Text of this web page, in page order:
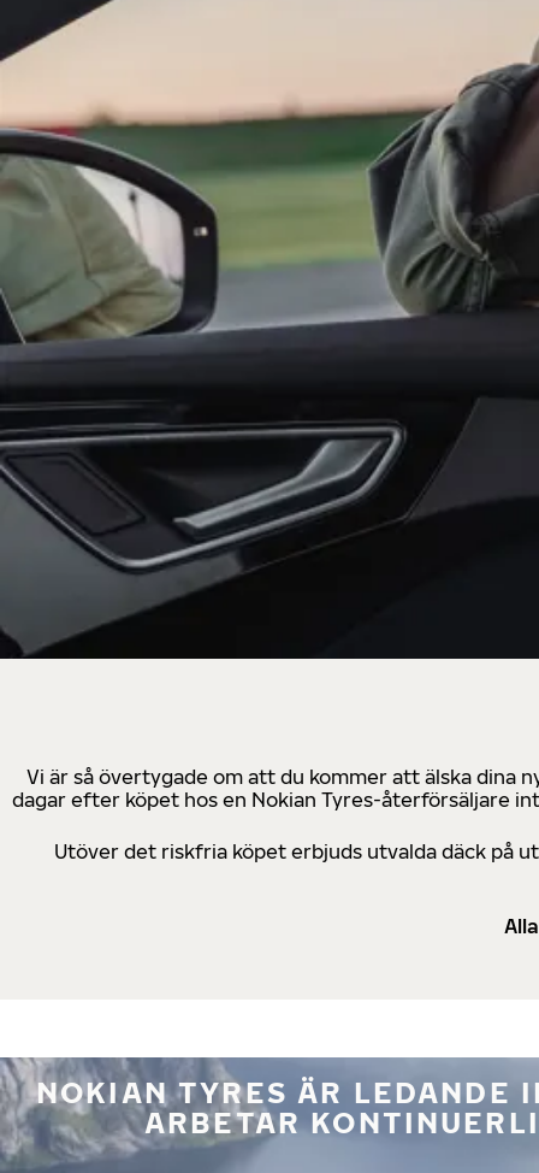
Vi är så övertygade om att du kommer att älska dina
dagar efter köpet hos en Nokian Tyres-återförsäljare
Utöver det riskfria köpet erbjuds utvalda däck på
NOKIAN TYRES ÄR LEDANDE
ARBETAR